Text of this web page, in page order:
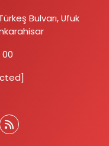
Bulvarı, Ufuk
00